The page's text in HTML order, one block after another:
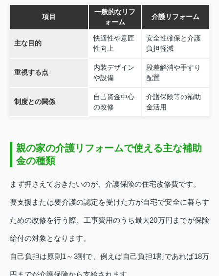
項目
一般的なリフ
ォーム
介護リフォーム
主な目的
快適性や意匠
性向上
安全性確保と介護
負担軽減
重視する点
内装デザイン
や設備
段差解消や手すり
配置
制度との関係
自己資金中心
の改修
介護保険等の補助
金活用
親の家の介護リフォームで使える主な補助
金の種類
まず押さえておきたいのが、介護保険の住宅改修費です。
要支援または要介護の認定を受けた方が自宅で安全に暮らす
ための改修を行う際、工事費用のうち最大20万円までが保険
給付の対象となります。
自己負担は原則1～3割で、例えば自己負担1割であれば18万
円までが介護保険から支給されます。